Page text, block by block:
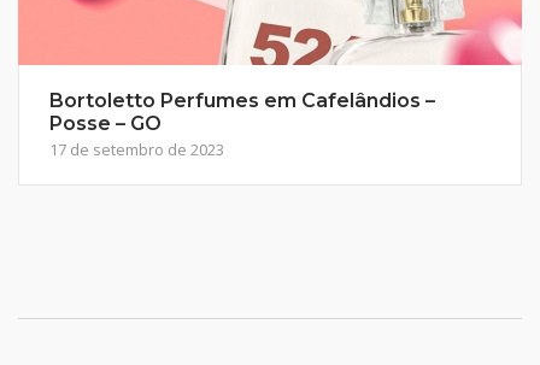
Bortoletto Perfumes em Cafelândios –
Posse – GO
17 de setembro de 2023